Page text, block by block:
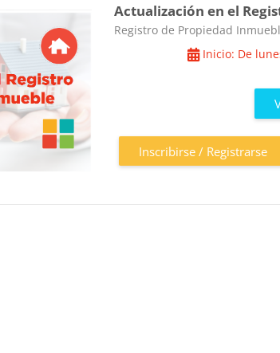
Actualización en el
Categoría de cursos
Registro de Propiedad
Inicio: De
Inscribirse / Registrarse